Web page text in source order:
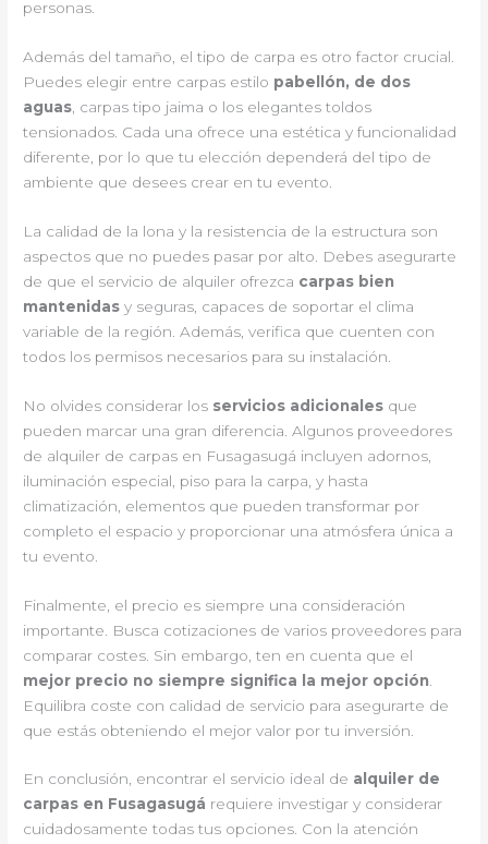
personas.
Además del tamaño, el tipo de carpa es otro factor crucial.
Puedes elegir entre carpas estilo pabellón, de dos
aguas , carpas tipo jaima o los elegantes toldos
tensionados. Cada una ofrece una estética y funcionalidad
diferente, por lo que tu elección dependerá del tipo de
ambiente que desees crear en tu evento.
La calidad de la lona y la resistencia de la estructura son
aspectos que no puedes pasar por alto. Debes asegurarte
de que el servicio de alquiler ofrezca carpas bien
mantenidas y seguras, capaces de soportar el clima
variable de la región. Además, verifica que cuenten con
todos los permisos necesarios para su instalación.
No olvides considerar los servicios adicionales que
pueden marcar una gran diferencia. Algunos proveedores
de alquiler de carpas en Fusagasugá incluyen adornos,
iluminación especial, piso para la carpa, y hasta
climatización, elementos que pueden transformar por
completo el espacio y proporcionar una atmósfera única a
tu evento.
Finalmente, el precio es siempre una consideración
importante. Busca cotizaciones de varios proveedores para
comparar costes. Sin embargo, ten en cuenta que el
mejor precio no siempre significa la mejor opción
Equilibra coste con calidad de servicio para asegurarte de
que estás obteniendo el mejor valor por tu inversión.
En conclusión, encontrar el servicio ideal de alquiler de
carpas en Fusagasugá requiere investigar y considerar
cuidadosamente todas tus opciones. Con la atención